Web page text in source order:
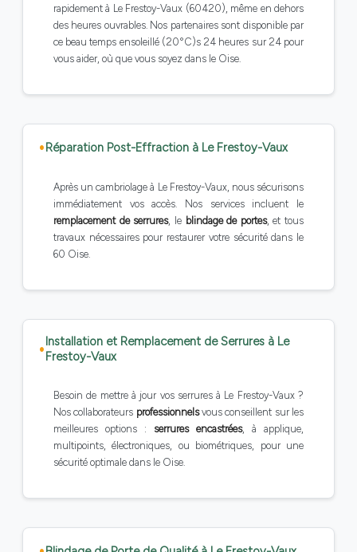
rapidement à Le Frestoy-Vaux (60420), même en dehors
des heures ouvrables. Nos partenaires sont disponible par
ce beau temps ensoleillé (20°C)s 24 heures sur 24 pour
vous aider, où que vous soyez dans le Oise.
Réparation Post-Effraction à Le Frestoy-Vaux
Après un cambriolage à Le Frestoy-Vaux, nous sécurisons
immédiatement vos accès. Nos services incluent le
remplacement de serrures, le blindage de portes, et tous
travaux nécessaires pour restaurer votre sécurité dans le
60 Oise.
Installation et Remplacement de Serrures à Le
Frestoy-Vaux
Besoin de mettre à jour vos serrures à Le Frestoy-Vaux ?
Nos collaborateurs professionnelsvous conseillent sur les
meilleures options : serrures encastrées, à applique,
multipoints, électroniques, ou biométriques, pour une
sécurité optimale dans le Oise.